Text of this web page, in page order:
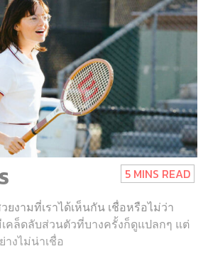
5 MINS READ
ยงามที่เราได้เห็นกัน เชื่อหรือไม่ว่า
คล็ดลับส่วนตัวที่บางครั้งก็ดูแปลกๆ แต่
างไม่น่าเชื่อ